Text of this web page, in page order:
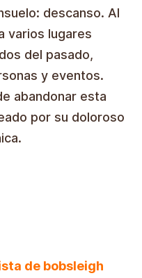
descanso. Al
varios lugares
del pasado,
y eventos.
abandonar esta
por su doloroso
de bobsleigh